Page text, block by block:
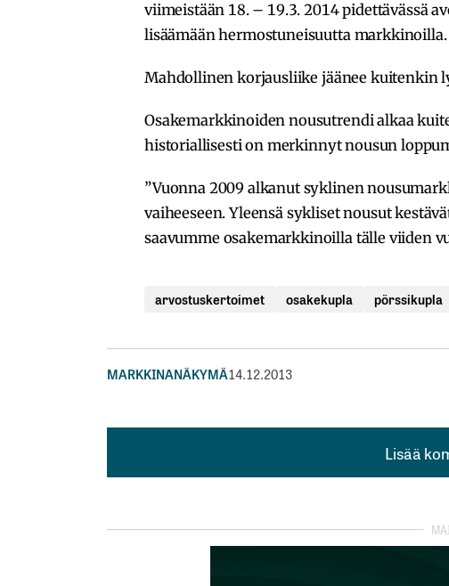
viimeistään 18. – 19.3. 2014 pidettävässä
lisäämään hermostuneisuutta markkinoilla.
Mahdollinen korjausliike jäänee kuitenkin
Osakemarkkinoiden nousutrendi alkaa
historiallisesti on merkinnyt nousun
”Vuonna 2009 alkanut syklinen
vaiheeseen. Yleensä sykliset nousut
saavumme osakemarkkinoilla tälle viiden
arvostuskertoimet osakekupla pörssikupla
MARKKINANÄKYMÄ14.12.2013
Lisää
Lisää